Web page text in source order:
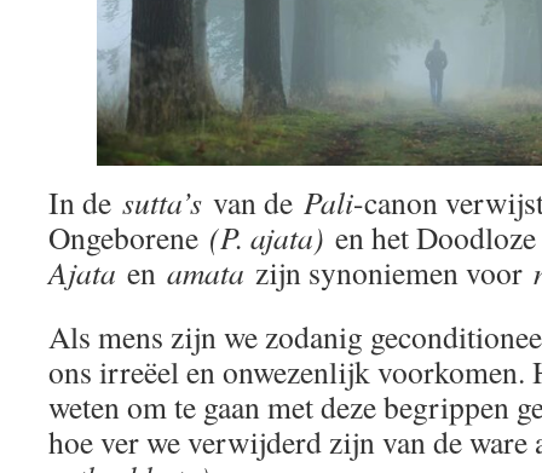
In de sutta’s van de Pali-canon
Ongeborene (P. ajata) en het
Ajata en amata zijn synoniemen voor
Als mens zijn we zodanig
ons irreëel en onwezenlijk voorkomen.
weten om te gaan met deze begrippen
hoe ver we verwijderd zijn van de